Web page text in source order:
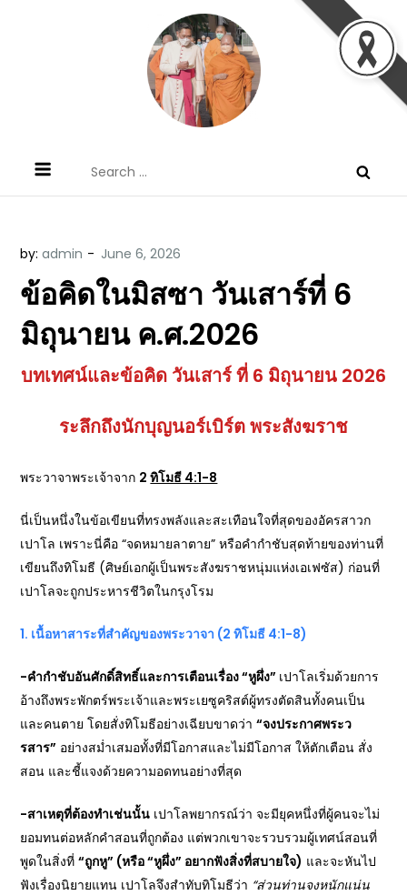
ประทานพระพรแก่พวกท่านท้งหลายเทอญ
for:
by:admin
ข้อคิดในมิสซา วันเสาร์ที่ 6
มิถุนายน ค.ศ.2026
บทเทศน์และข้อคิด วันเสาร์ ที่ 6 มิถุนายน 2026
ระลึกถึงนักบุญนอร์เบิร์ต พระสังฆราช
พระวาจาพระเจ้าจาก 2ทิโมธี 4:1-8
นี่เป็นหนึ่งในข้อเขียนที่ทรงพลังและสะเทือนใจที่สุดของอัครสาวก
เปาโล เพราะนี่คือ “จดหมายลาตาย” หรือคำกำชับสุดท้ายของท่านที่
เขียนถึงทิโมธี (ศิษย์เอกผู้เป็นพระสังฆราชหนุ่มแห่งเอเฟซัส) ก่อนที่
เปาโลจะถูกประหารชีวิตในกรุงโรม
1. เนื้อหาสาระที่สำคัญของพระวาจา (2ทิโมธี 4:1-8)
-คำกำชับอันศักดิ์สิทธิ์และการเตือนเรื่อง “หูผึ่ง” เปาโลเริ่มด้วยการ
อ้างถึงพระพักตร์พระเจ้าและพระเยซูคริสต์ผู้ทรงตัดสินทั้งคนเป็น
และคนตาย โดยสั่งทิโมธีอย่างเฉียบขาดว่า“จงประกาศพระว
รสาร” อย่างสม่ำเสมอทั้งที่มีโอกาสและไม่มีโอกาส ให้ตักเตือน สั่ง
สอน และชี้แจงด้วยความอดทนอย่างที่สุด
-สาเหตุที่ต้องทำเช่นนั้น เปาโลพยากรณ์ว่า จะมียุคหนึ่งที่ผู้คนจะไม่
ยอมทนต่อหลักคำสอนที่ถูกต้อง แต่พวกเขาจะรวบรวมผู้เทศน์สอนที่
พูดในสิ่งที่“ถูกหู” (หรือ “หูผึ่ง” อยากฟังสิ่งที่สบายใจ) และจะหันไป
ฟังเรื่องนิยายแทน เปาโลจึงสำทับทิโมธีว่า “ส่วนท่านจงหนักแน่น